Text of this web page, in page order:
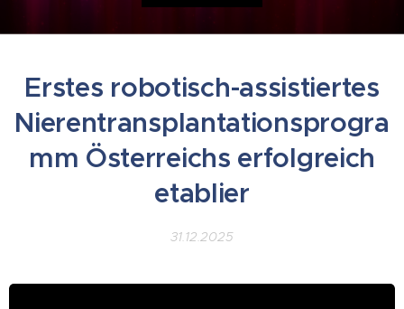
Erstes robotisch-assistiertes
Nierentransplantationsprogra
mm Österreichs erfolgreich
etablier
31.12.2025